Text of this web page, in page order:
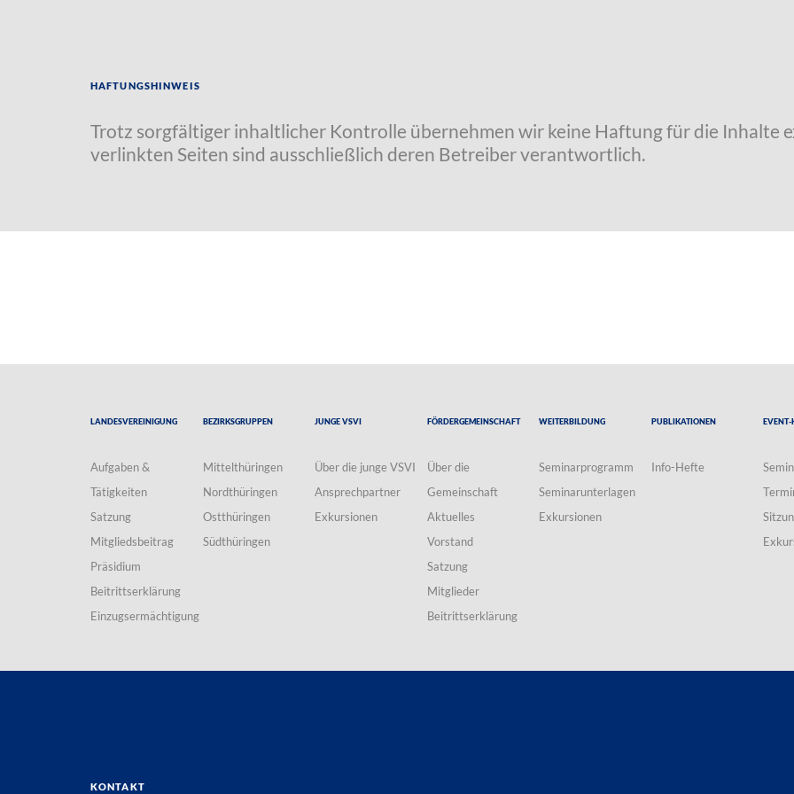
Haftungshinweis
Trotz sorgfältiger inhaltlicher Kontrolle übernehmen wir keine Haftung für die Inhalte
verlinkten Seiten sind ausschließlich deren Betreiber verantwortlich.
Landesvereinigung
Aufgaben &
Tätigkeiten
Satzung
Mitgliedsbeitrag
Präsidium
Beitrittserklärung
Einzugsermächtigung
Bezirksgruppen
Mittelthüringen
Nordthüringen
Ostthüringen
Südthüringen
Junge VSVI
Über die junge VSVI
Ansprechpartner
Exkursionen
Fördergemeinschaft
Über die
Gemeinschaft
Aktuelles
Vorstand
Satzung
Mitglieder
Beitrittserklärung
Weiterbildung
Seminarprogramm
Seminarunterlagen
Exkursionen
Publikationen
Info-Hefte
Kontakt